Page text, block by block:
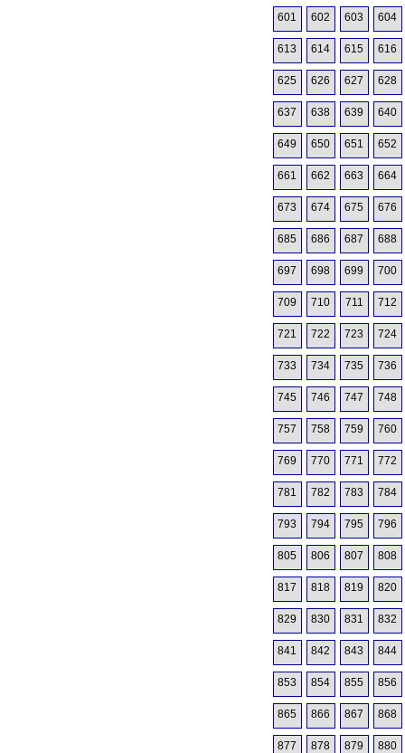
601 602 603 604
613 614 615 616
625 626 627 628
637 638 639 640
649 650 651 652
661 662 663 664
673 674 675 676
685 686 687 688
697 698 699 700
709 710 711 712
721 722 723 724
733 734 735 736
745 746 747 748
757 758 759 760
769 770 771 772
781 782 783 784
793 794 795 796
805 806 807 808
817 818 819 820
829 830 831 832
841 842 843 844
853 854 855 856
865 866 867 868
877 878 879 880